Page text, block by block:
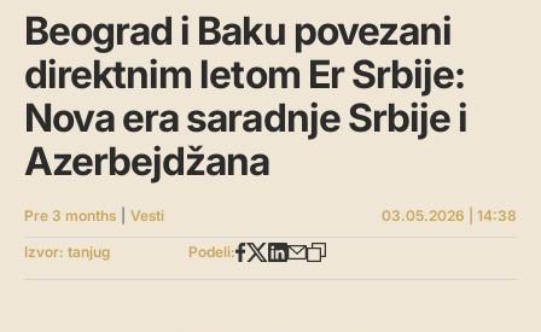
Beograd i Baku povezani
direktnim letom Er Srbije:
Nova era saradnje Srbije i
Azerbejdžana
Pre 3 months Vesti
03.05.2026 | 14:38
Izvor: tanjug
Podeli: